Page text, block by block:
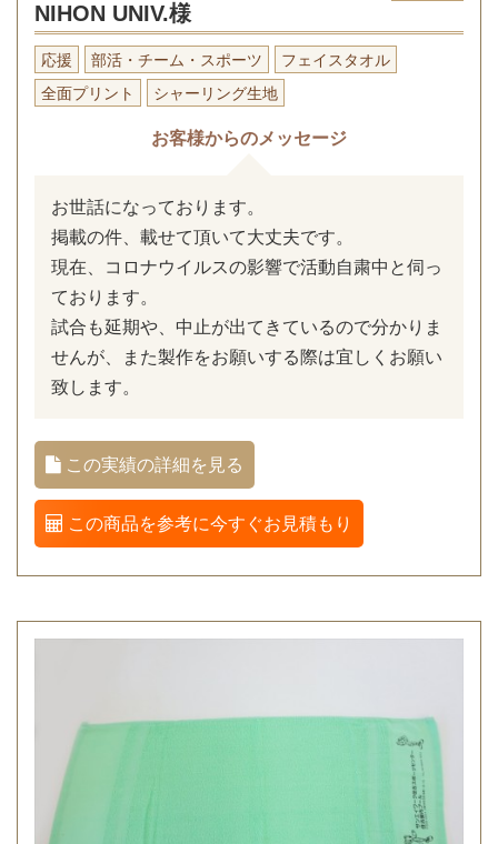
NIHON UNIV.様
応援 部活・チーム・スポーツ
フェイスタオル
全面プリント
シャーリング生地
お客様からのメッセージ
お世話になっております。
掲載の件、載せて頂いて大丈夫です。
現在、コロナウイルスの影響で活動自粛中と伺っ
ております。
試合も延期や、中止が出てきているので分かりま
せんが、また製作をお願いする際は宜しくお願い
致します。
この実績の詳細を見る
この商品を参考に今すぐお見積もり